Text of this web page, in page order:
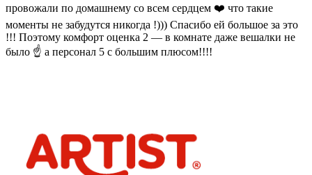
провожали по домашнему со всем сердцем ❤️ что такие
моменты не забудутся никогда !))) Спасибо ей большое за это
!!! Поэтому комфорт оценка 2 — в комнате даже вешалки не
было ☝️ а персонал 5 с большим плюсом!!!!